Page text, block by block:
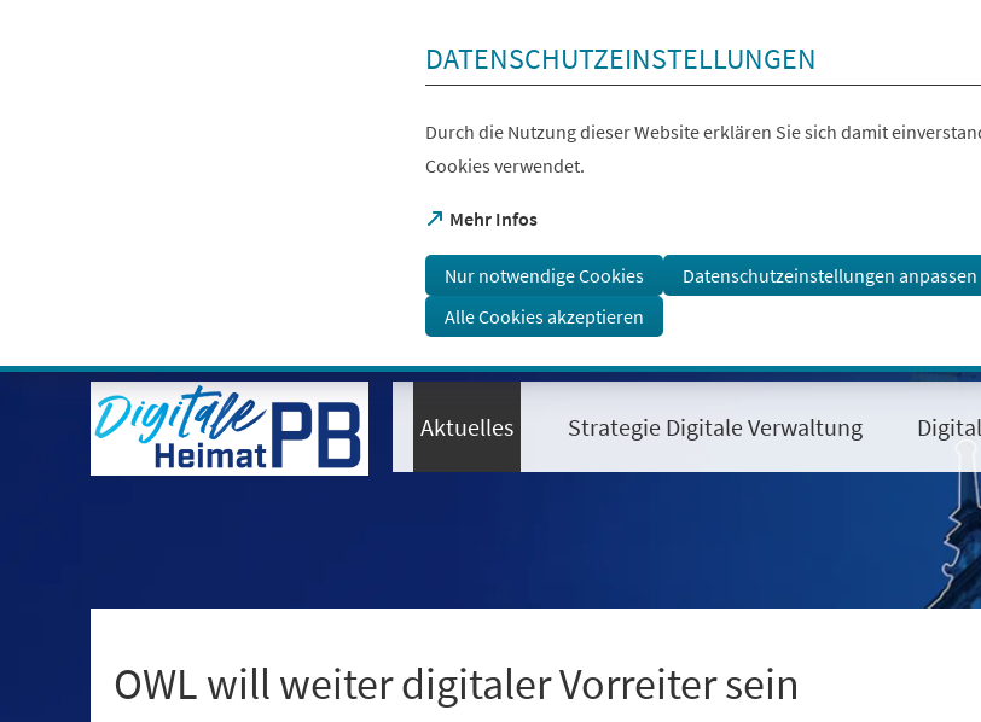
Assistenzsoftware
DATENSCHUTZEINSTELLUNGEN
Durch die Nutzung dieser Website erklären Sie sich damit
Cookies verwendet.
Mehr Infos
(Öffnet
einem
neuen
Tab)
Nur notwendige Cookies
Datenschutzeinstellungen anpassen
Alle Cookies akzeptieren
Aktuelles Strategie Digitale Verwaltung
OWL will weiter digitaler Vorreiter sein